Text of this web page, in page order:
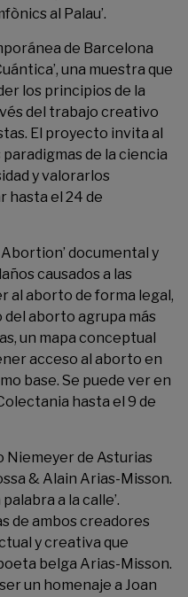
al Palau’.
de Barcelona
’, una muestra que
los principios de la
del trabajo creativo
El proyecto invita al
de la ciencia
y valorarlos
hasta el 24 de
Abortion’ documental y
causados a las
al aborto de forma legal,
aborto agrupa más
un mapa conceptual
acceso al aborto en
base. Se puede ver en
hasta el 9 de
Niemeyer de Asturias
& Alain Arias-Misson.
palabra a la calle’.
de ambos creadores
y creativa que
belga Arias-Misson.
un homenaje a Joan